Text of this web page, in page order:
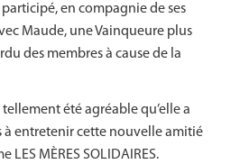
en compagnie de ses
Maude, une Vainqueure plus
des membres à cause de la
été agréable qu’elle a
à entretenir cette nouvelle amitié
MÈRES SOLIDAIRES.